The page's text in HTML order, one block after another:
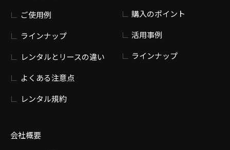
ご使用例
ラインナップ
レンタルとリースの違い
よくある注意点
レンタル規約
会社概要
購入のポイント
活用事例
ラインナップ